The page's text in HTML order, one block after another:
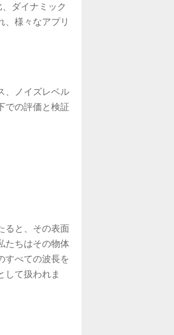
ダイナミック
、様々なアプリ
、ノイズレベル
での評価と検証
ると、その表面
たちはその物体
すべての波長を
して扱われま